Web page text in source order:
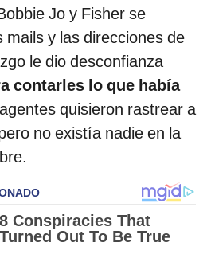
Jo y Fisher se
mails y las direcciones de
le dio desconfianza
contarles lo que había
quisieron rastrear a
no existía nadie en la